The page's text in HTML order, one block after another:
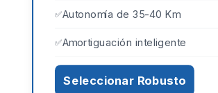
Autonomía de 35-40 Km
Amortiguación inteligente
Seleccionar Robusto